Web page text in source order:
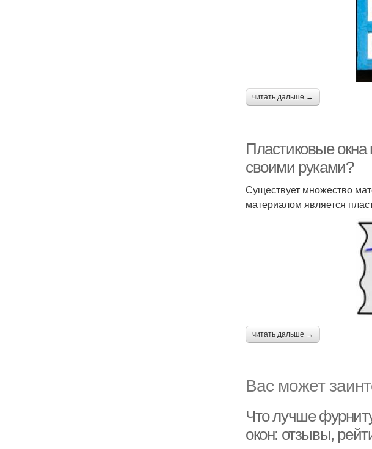
читать дальше →
Пластиковые
своими руками?
Существует множество
материалом является
читать дальше →
Вас может
Что лучше
окон: отзывы,